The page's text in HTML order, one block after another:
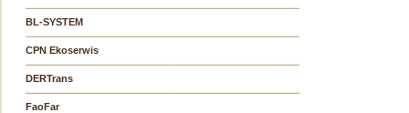
BL-SYSTEM
CPN Ekoserwis
DERTrans
FaoFar